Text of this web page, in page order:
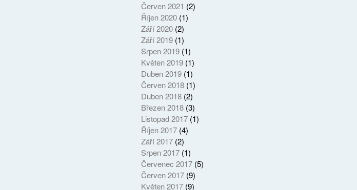
Červen 2021 (2)
Říjen 2020(1)
Září 2020(2)
Září 2019(1)
Srpen 2019(1)
Květen 2019(1)
Duben 2019(1)
Červen 2018(1)
Duben 2018(2)
Březen 2018(3)
Listopad 2017(1)
Říjen 2017(4)
Září 2017(2)
Srpen 2017(1)
Červenec 2017(5)
Červen 2017(9)
Květen 2017(9)